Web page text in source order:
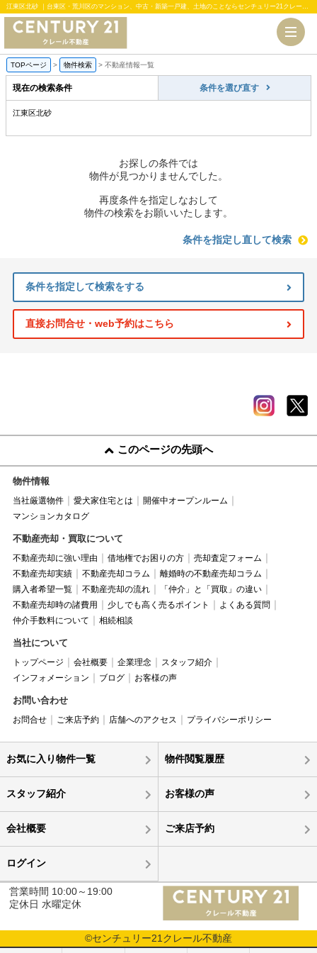
江東区北砂 ｜台東区・荒川区のマンション、中古・新築一戸建、土地のことならセンチュリー21クレール不動産
TOPページ > 物件検索 > 不動産情報一覧
現在の検索条件 条件を選び直す
江東区北砂
お探しの条件では
物件が見つかりませんでした。
再度条件を指定しなおして
物件の検索をお願いいたします。
条件を指定し直して検索
条件を指定して検索をする
直接お問合せ・web予約はこちら
このページの先頭へ
物件情報
当社厳選物件 愛犬家住宅とは
開催中オープンルーム
マンションカタログ
不動産売却・買取について
不動産売却に強い理由 借地権でお困りの方
売却査定フォーム
不動産売却実績
不動産売却コラム
離婚時の不動産売却コラム
購入者希望一覧
不動産売却の流れ
「仲介」と「買取」の違い
不動産売却時の諸費用
少しでも高く売るポイント
よくある質問
仲介手数料について
相続相談
当社について
トップページ 会社概要 企業理念
スタッフ紹介
インフォメーション
ブログ お客様の声
お問い合わせ
お問合せ ご来店予約 店舗へのアクセス プライバシーポリシー
お気に入り物件一覧 物件閲覧履歴
スタッフ紹介 お客様の声
会社概要 ご来店予約
ログイン
営業時間 10:00～19:00
定休日 水曜定休
©センチュリー21クレール不動産